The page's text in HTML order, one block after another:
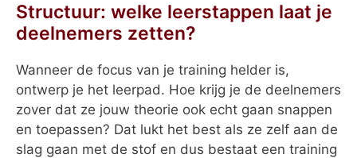
Structuur: welke leerstappen laat je
deelnemers zetten?
Wanneer de focus van je training helder is,
ontwerp je het leerpad. Hoe krijg je de deelnemers
zover dat ze jouw theorie ook echt gaan snappen
en toepassen? Dat lukt het best als ze zelf aan de
slag gaan met de stof en dus bestaat een training